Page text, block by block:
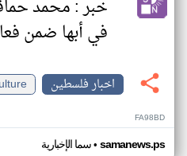
خبر : محمد
في أبها ضمن
اخبار فلسطين
FA98BD
سما الإخبارية• samanews.ps